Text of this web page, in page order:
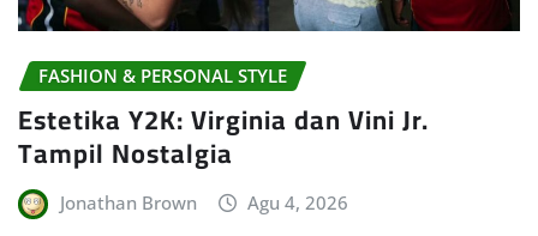
FASHION & PERSONAL STYLE
Estetika Y2K: Virginia dan Vini Jr.
Tampil Nostalgia
Jonathan Brown Agu 4, 2026